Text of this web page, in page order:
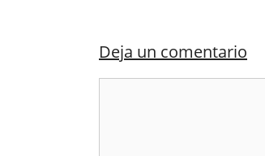
Deja un comentario